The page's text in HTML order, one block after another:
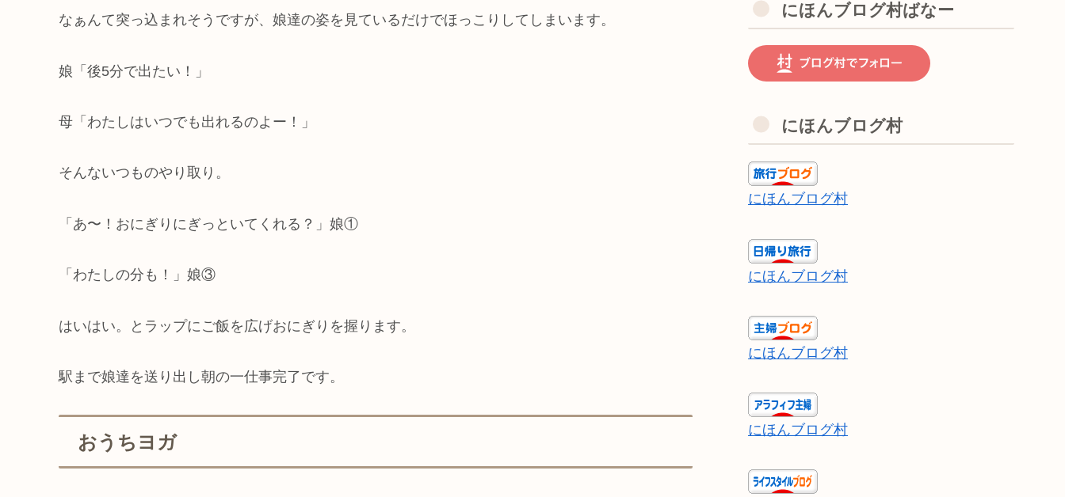
なぁんて突っ込まれそうですが、娘達の姿を見ているだけでほっこりしてしまいます。
娘「後5分で出たい！」
母「わたしはいつでも出れるのよー！」
そんないつものやり取り。
「あ〜！おにぎりにぎっといてくれる？」娘①
「わたしの分も！」娘③
はいはい。とラップにご飯を広げおにぎりを握ります。
駅まで娘達を送り出し朝の一仕事完了です。
おうちヨガ
にほんブログ村ばなー
にほんブログ村
にほんブログ村
にほんブログ村
にほんブログ村
にほんブログ村